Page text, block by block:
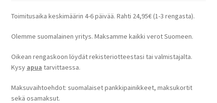
Toimitusaika keskimäärin 4-6 päivää. Rahti 24,95€ (1-3 rengasta).
Olemme suomalainen yritys. Maksamme kaikki verot Suomeen.
Oikean rengaskoon löydät rekisteriotteestasi tai valmistajalta.
Kysy apua tarvittaessa.
Maksuvaihtoehdot: suomalaiset pankkipainikkeet, maksukortit
sekä osamaksut.